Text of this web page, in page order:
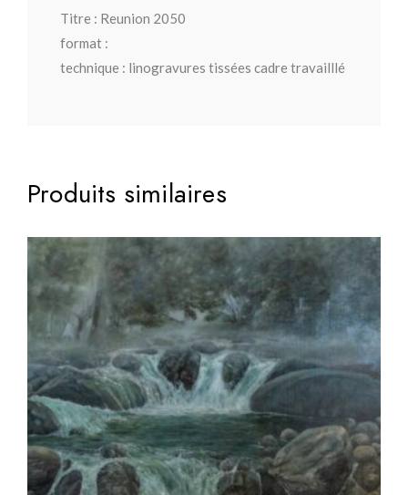
Titre : Reunion 2050
format :
technique : linogravures tissées cadre travailllé
Produits similaires